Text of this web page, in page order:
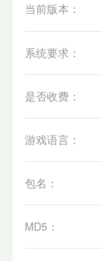
当前版本：
系统要求：
是否收费：
游戏语言：
包名：
MD5：